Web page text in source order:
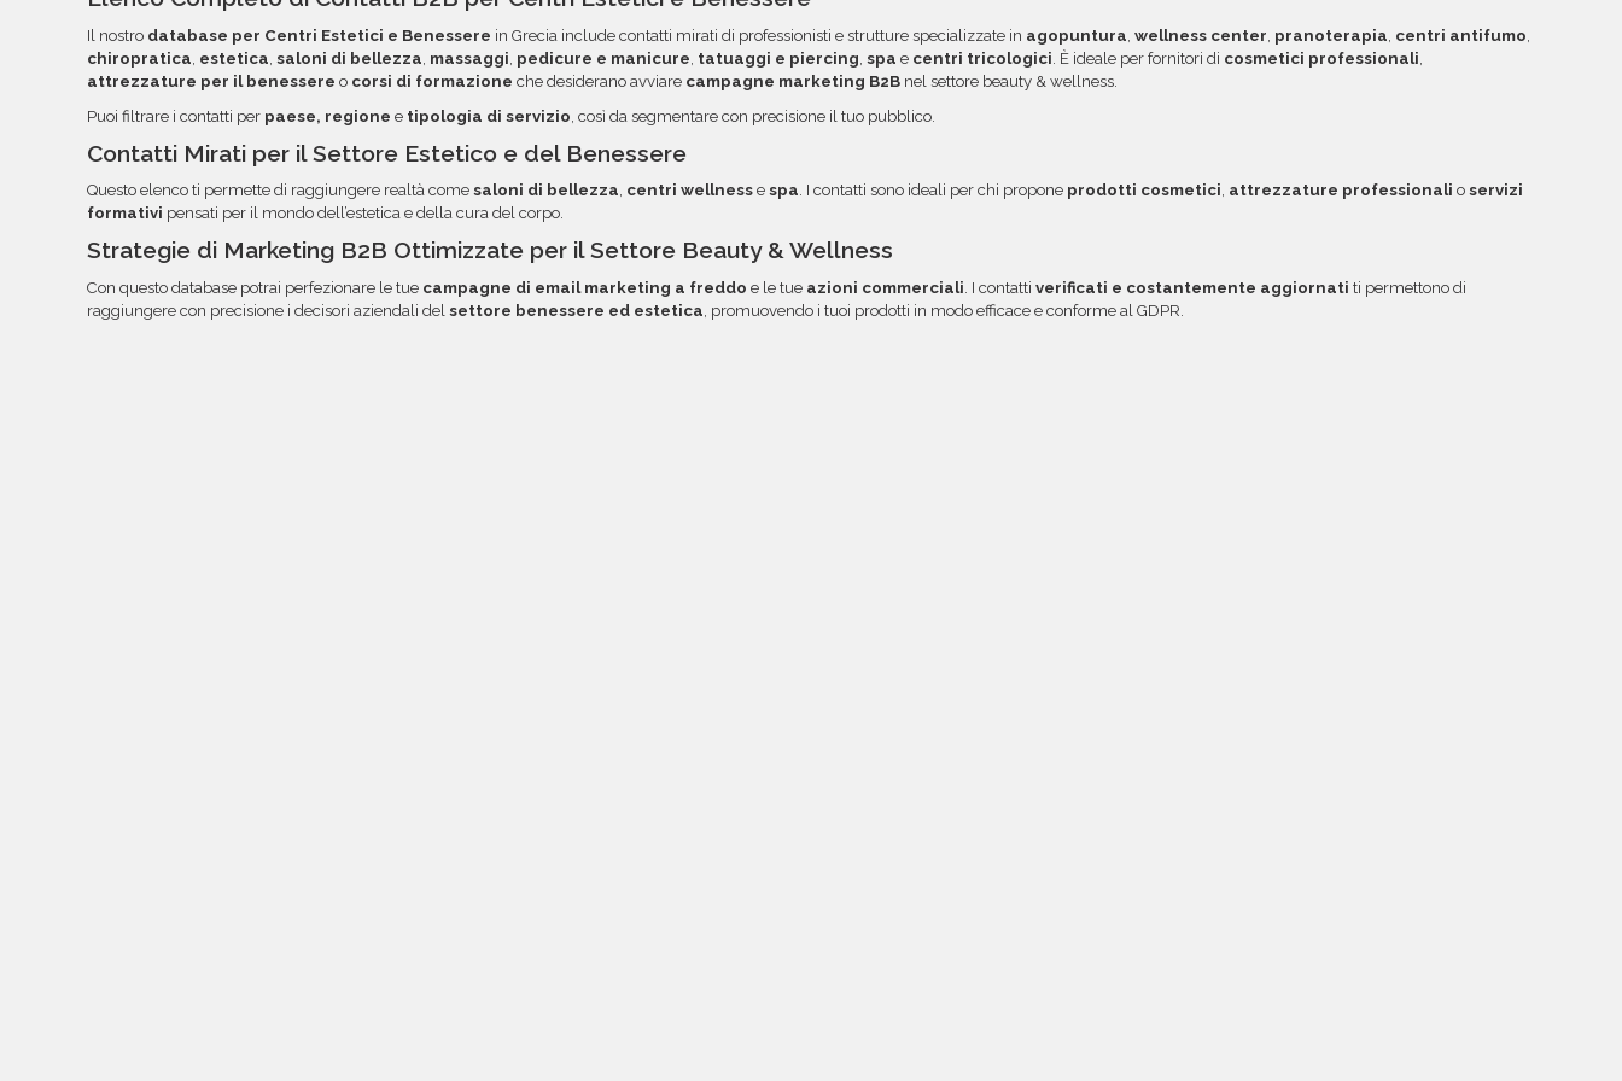
l'ordinamento e l'utilizzo dei dati. Una volta pronti, troverai file e
documentazione nella tua area riservata, con link diretto via email.
Il nostro database per Centri Estetici e Benessere in Grecia include contatti mirati di professionisti e strutture specializzate in agopuntura wellness center pranoterapia centri antifumo
chiropratica estetica saloni di bellezza massaggi pedicure e manicure tatuaggi e piercing spa e centri tricologici . È ideale per fornitori di cosmetici professionali
attrezzature per il benessere o corsi di formazione che desiderano avviare campagne marketing B2B nel settore beauty & wellness.
Puoi filtrare i contatti per paese, regione e tipologia di servizio , così da segmentare con precisione il tuo pubblico.
Contatti Mirati per il Settore Estetico e del Benessere
Questo elenco ti permette di raggiungere realtà come saloni di bellezza, centri wellness e spa. I contatti sono ideali per chi propone prodotti cosmetici, attrezzature professionali o servizi
formativi pensati per il mondo dell’estetica e della cura del corpo.
Strategie di Marketing B2B Ottimizzate per il Settore Beauty & Wellness
Con questo database potrai perfezionare le tue campagne di email marketing a freddo e le tue azioni commerciali. I contatti verificati e costantemente aggiornati ti permettono di
raggiungere con precisione i decisori aziendali del settore benessere ed estetica, promuovendo i tuoi prodotti in modo efficace e conforme al GDPR.